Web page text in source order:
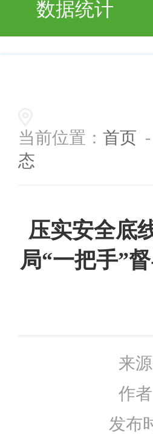
数据统计
当前位置： 首页 -
态
压实安全底
局“一把手”
来源
作者
发布